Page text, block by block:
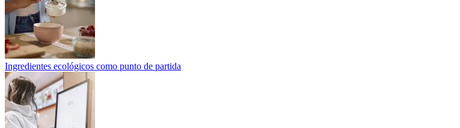
Ingredientes ecológicos como punto de partida